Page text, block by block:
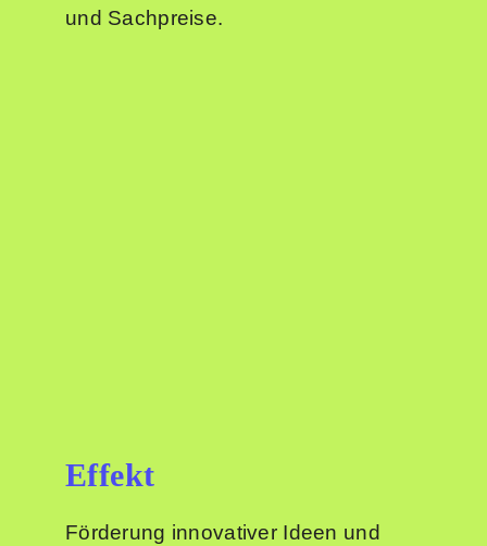
und Sachpreise.
Effekt
Förderung innovativer Ideen und